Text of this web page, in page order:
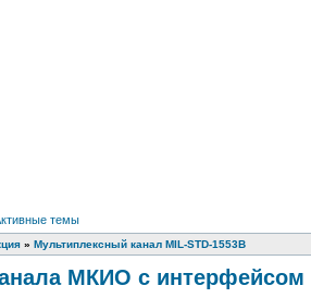
темы
» Мультиплексный канал MIL-STD-1553B
МКИО с интерфейсом